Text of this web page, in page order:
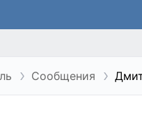
Сообщения